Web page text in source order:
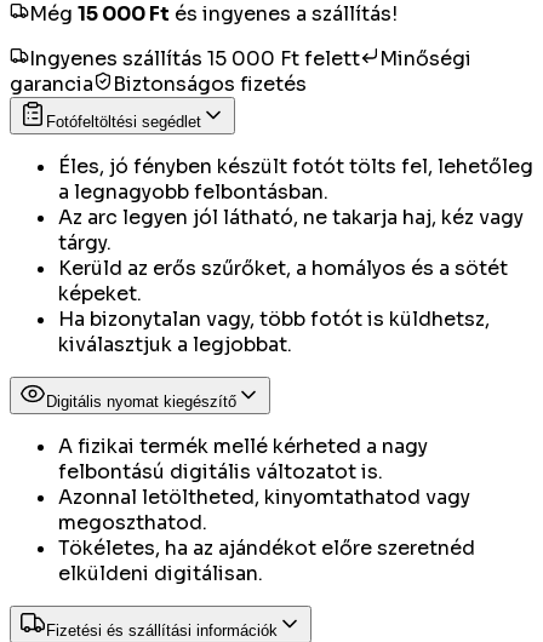
Még 15 000Ft és ingyenes a szállítás!
Ingyenes szállítás 15 000 Ft felett
Minőségi
garancia
Biztonságos fizetés
Fotófeltöltési segédlet
Éles, jó fényben készült fotót tölts fel, lehetőleg
a legnagyobb felbontásban.
Az arc legyen jól látható, ne takarja haj, kéz vagy
tárgy.
Kerüld az erős szűrőket, a homályos és a sötét
képeket.
Ha bizonytalan vagy, több fotót is küldhetsz,
kiválasztjuk a legjobbat.
Digitális nyomat kiegészítő
A fizikai termék mellé kérheted a nagy
felbontású digitális változatot is.
Azonnal letöltheted, kinyomtathatod vagy
megoszthatod.
Tökéletes, ha az ajándékot előre szeretnéd
elküldeni digitálisan.
Fizetési és szállítási információk